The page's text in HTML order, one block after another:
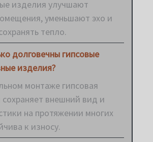
изделия улучшают
уменьшают эхо и
тепло.
долговечны гипсовые
изделия?
монтаже гипсовая
внешний вид и
на протяжении многих
к износу.